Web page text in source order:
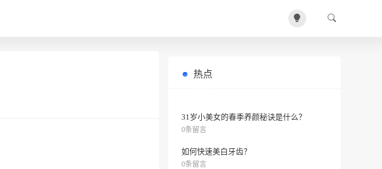
热点
31岁小美女的春季养颜秘诀是什么？
0条留言
如何快速美白牙齿？
0条留言